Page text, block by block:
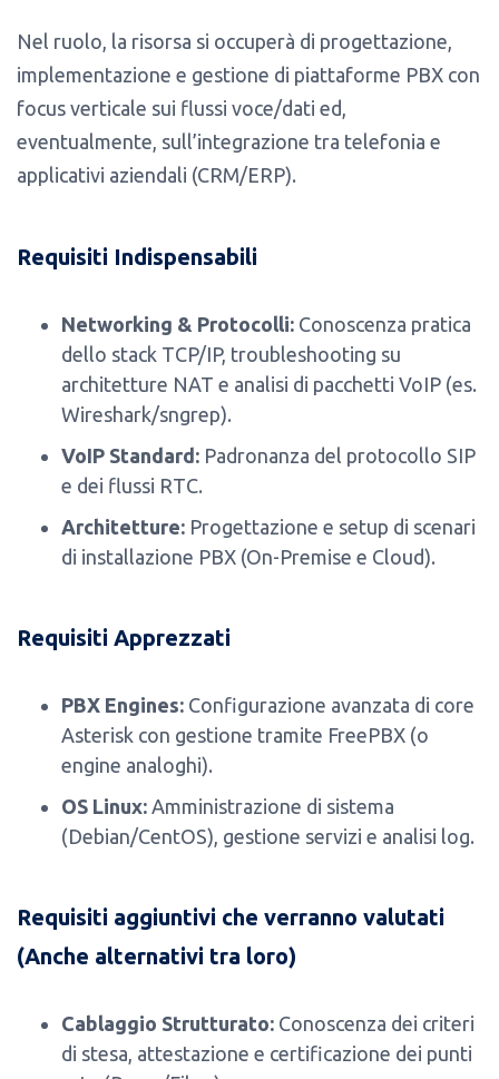
Nel ruolo, la risorsa si occuperà di progettazione,
implementazione e gestione di piattaforme PBX con
focus verticale sui flussi voce/dati ed,
eventualmente, sull’integrazione tra telefonia e
applicativi aziendali (CRM/ERP).
Requisiti Indispensabili
Networking & Protocolli: Conoscenza pratica
dello stack TCP/IP, troubleshooting su
architetture NAT e analisi di pacchetti VoIP (es.
Wireshark/sngrep).
VoIP Standard: Padronanza del protocollo SIP
e dei flussi RTC.
Architetture: Progettazione e setup di scenari
di installazione PBX (On-Premise e Cloud).
Requisiti Apprezzati
PBX Engines: Configurazione avanzata di core
Asterisk con gestione tramite FreePBX (o
engine analoghi).
OS Linux: Amministrazione di sistema
(Debian/CentOS), gestione servizi e analisi log.
Requisiti aggiuntivi che verranno valutati
(Anche alternativi tra loro)
Cablaggio Strutturato: Conoscenza dei criteri
di stesa, attestazione e certificazione dei punti